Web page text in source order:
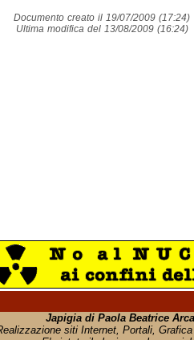
Documento creato il 19/07/2009 (17:24)
Ultima modifica del 13/08/2009 (16:24)
Japigia di Paola Beatrice
siti Internet, Portali,